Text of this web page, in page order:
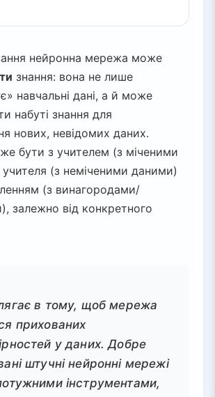
нейронна мережа може
знання: вона не лише
навчальні дані, а й може
набуті знання для
нових, невідомих даних.
бути з учителем (з міченими
(з неміченими даними)
(з винагородами/
залежно від конкретного
в тому, щоб мережа
прихованих
у даних. Добре
штучні нейронні мережі
інструментами,